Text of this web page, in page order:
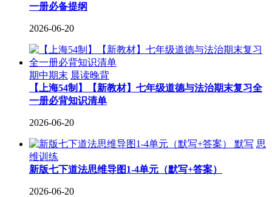
一册必备提纲
2026-06-20
期中期末 晨读晚背
【上海54制】【新教材】七年级道德与法治期末复习全
一册必背知识清单
2026-06-20
默写 思
维训练
新版七下道法思维导图1-4单元（默写+答案）
2026-06-20